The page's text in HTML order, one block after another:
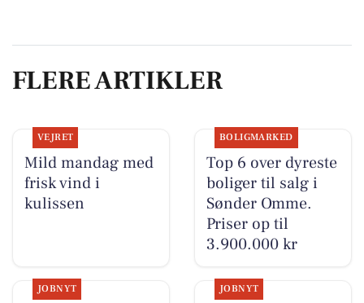
FLERE ARTIKLER
VEJRET
Mild mandag med
frisk vind i
kulissen
BOLIGMARKED
Top 6 over dyreste
boliger til salg i
Sønder Omme.
Priser op til
3.900.000 kr
JOBNYT JOBNYT